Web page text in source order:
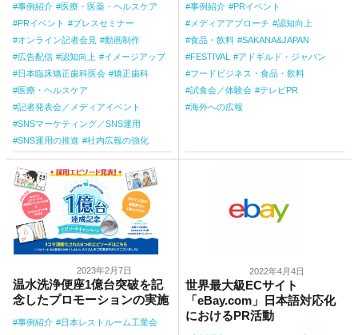
事例紹介
医療・医薬・ヘルスケア
PRイベント
プレスセミナー
オンライン記者会見
動画制作
広告配信
認知向上
イメージアップ
日本臨床矯正歯科医会
矯正歯科
医療・ヘルスケア
記者発表会／メディアイベント
SNSマーケティング／SNS運用
SNS運用の推進
社内広報の強化
事例紹介
PRイベント
メディアアプローチ
認知向上
食品・飲料
SAKANA&JAPAN
FESTIVAL
アドギルド・ジャパン
フードビジネス・食品・飲料
試食会／体験会
テレビPR
海外への広報
2023年2月7日
温水洗浄便座1億台突破を記
念したプロモーションの実施
事例紹介
日本レストルーム工業会
2022年4月4日
世界最大級ECサイト
「eBay.com」日本語対応化
におけるPR活動